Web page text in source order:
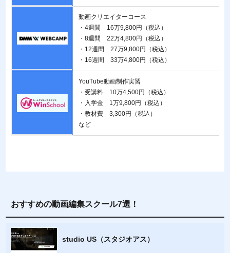
動画クリエイターコース
・4週間 16万9,800円（税込）
・8週間 22万4,800円（税込）
・12週間 27万9,800円（税込）
・16週間 33万4,800円（税込）
YouTube動画制作実習
・受講料 10万4,500円（税込）
・入学金 1万9,800円（税込）
・教材費 3,300円（税込）
など
おすすめの動画編集スクール7選！
studio US（スタジオアス）